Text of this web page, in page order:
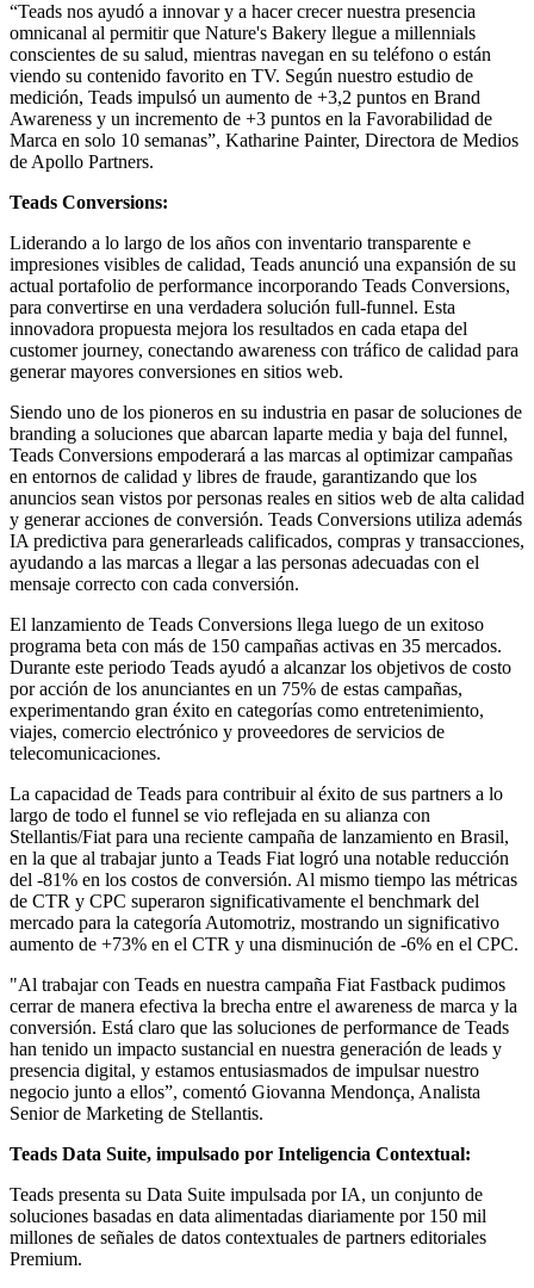
“Teads nos ayudó a innovar y a hacer crecer nuestra presencia
omnicanal al permitir que Nature's Bakery llegue a millennials
conscientes de su salud, mientras navegan en su teléfono o están
viendo su contenido favorito en TV. Según nuestro estudio de
medición, Teads impulsó un aumento de +3,2 puntos en Brand
Awareness y un incremento de +3 puntos en la Favorabilidad de
Marca en solo 10 semanas”, Katharine Painter, Directora de Medios
de Apollo Partners.
Teads Conversions:
Liderando a lo largo de los años con inventario transparente e
impresiones visibles de calidad, Teads anunció una expansión de su
actual portafolio de performance incorporando Teads Conversions,
para convertirse en una verdadera solución full-funnel. Esta
innovadora propuesta mejora los resultados en cada etapa del
customer journey, conectando awareness con tráfico de calidad para
generar mayores conversiones en sitios web.
Siendo uno de los pioneros en su industria en pasar de soluciones de
branding a soluciones que abarcan laparte media y baja del funnel,
Teads Conversions empoderará a las marcas al optimizar campañas
en entornos de calidad y libres de fraude, garantizando que los
anuncios sean vistos por personas reales en sitios web de alta calidad
y generar acciones de conversión. Teads Conversions utiliza además
IA predictiva para generarleads calificados, compras y transacciones,
ayudando a las marcas a llegar a las personas adecuadas con el
mensaje correcto con cada conversión.
El lanzamiento de Teads Conversions llega luego de un exitoso
programa beta con más de 150 campañas activas en 35 mercados.
Durante este periodo Teads ayudó a alcanzar los objetivos de costo
por acción de los anunciantes en un 75% de estas campañas,
experimentando gran éxito en categorías como entretenimiento,
viajes, comercio electrónico y proveedores de servicios de
telecomunicaciones.
La capacidad de Teads para contribuir al éxito de sus partners a lo
largo de todo el funnel se vio reflejada en su alianza con
Stellantis/Fiat para una reciente campaña de lanzamiento en Brasil,
en la que al trabajar junto a Teads Fiat logró una notable reducción
del -81% en los costos de conversión. Al mismo tiempo las métricas
de CTR y CPC superaron significativamente el benchmark del
mercado para la categoría Automotriz, mostrando un significativo
aumento de +73% en el CTR y una disminución de -6% en el CPC.
"Al trabajar con Teads en nuestra campaña Fiat Fastback pudimos
cerrar de manera efectiva la brecha entre el awareness de marca y la
conversión. Está claro que las soluciones de performance de Teads
han tenido un impacto sustancial en nuestra generación de leads y
presencia digital, y estamos entusiasmados de impulsar nuestro
negocio junto a ellos”, comentó Giovanna Mendonça, Analista
Senior de Marketing de Stellantis.
Teads Data Suite, impulsado por Inteligencia Contextual:
Teads presenta su Data Suite impulsada por IA, un conjunto de
soluciones basadas en data alimentadas diariamente por 150 mil
millones de señales de datos contextuales de partners editoriales
Premium.